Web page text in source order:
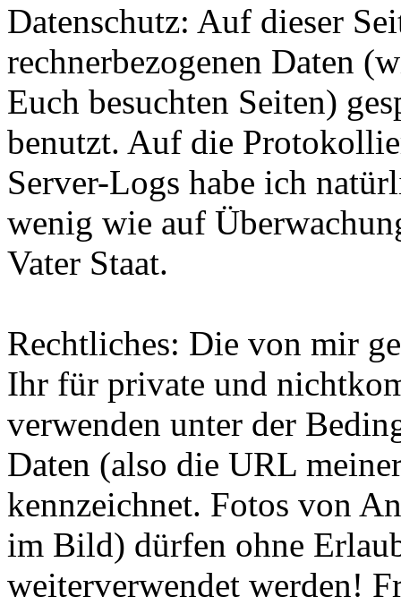
Datenschutz: Auf dieser
rechnerbezogenen Daten
Euch besuchten Seiten)
benutzt. Auf die
Server-Logs habe ich
wenig wie auf
Vater Staat.
Rechtliches: Die von mir
Ihr für private und
verwenden unter der
Daten (also die URL
kennzeichnet. Fotos von
im Bild) dürfen ohne
weiterverwendet werden!